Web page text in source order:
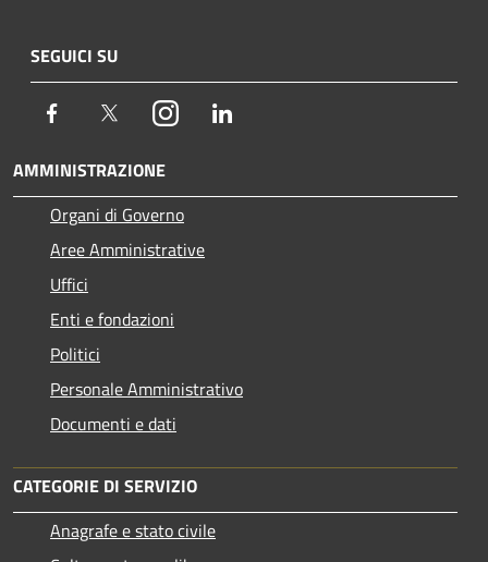
SEGUICI SU
Facebook TwitterInstagram
AMMINISTRAZIONE
Organi di Governo
Aree Amministrative
Uffici
Enti e fondazioni
Politici
Personale Amministrativo
Documenti e dati
CATEGORIE DI SERVIZIO
Anagrafe e stato civile